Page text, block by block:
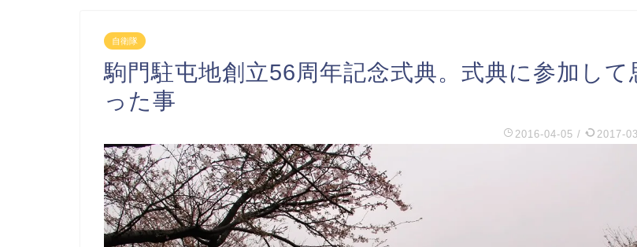
自衛隊
駒門駐屯地創立56周年記念式典。式典に参加して
った事
2016-04-05 / 2017-